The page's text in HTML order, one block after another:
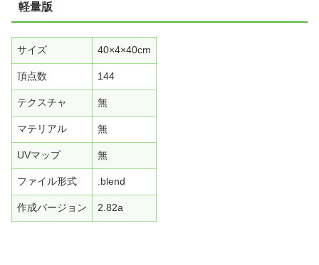
軽量版
サイズ 40×4×40cm
頂点数 144
テクスチャ 無
マテリアル 無
UVマップ 無
ファイル形式 .blend
作成バージョン 2.82a